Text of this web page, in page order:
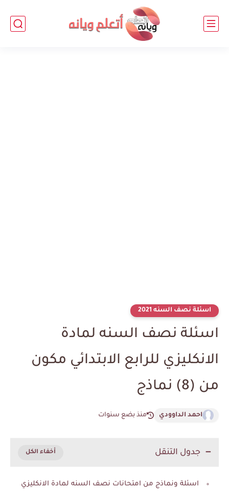
اسئلة نصف السنه 2021
اسئلة نصف السنه لمادة
الانكليزي للرابع الابتدائي مكون
من (8) نماذج
احمد الداوودي منذ بضع سنوات
جدول التنقل
اسئلة ونماذج من امتحانات نصف السنه لمادة الانكليزي